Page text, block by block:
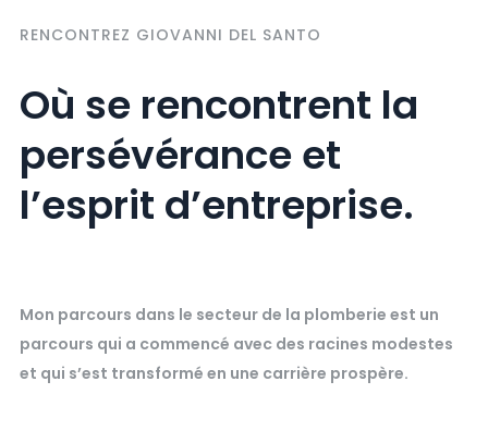
RENCONTREZ GIOVANNI DEL SANTO
Où se rencontrent la
persévérance et
l’esprit d’entreprise.
Mon parcours dans le secteur de la plomberie est un
parcours qui a commencé avec des racines modestes
et qui s’est transformé en une carrière prospère.